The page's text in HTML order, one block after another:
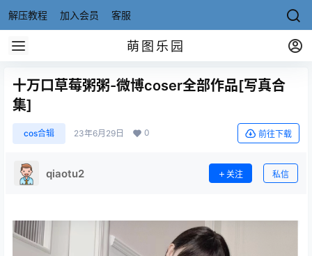
解压教程 加入会员 客服
萌图乐园
十万口草莓粥粥-微博coser全部作品[写真合
集]
cos合辑 23年6月29日 0 前往下载
qiaotu2 关注 私信